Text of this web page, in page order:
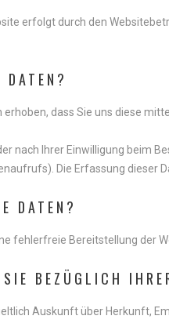
erfolgt durch den
DATEN?
dass Sie uns diese
nach Ihrer Einwilligung beim
Die Erfassung dieser
DATEN?
fehlerfreie Bereitstellung der
SIE BEZÜGLICH
Auskunft über Herkunft,